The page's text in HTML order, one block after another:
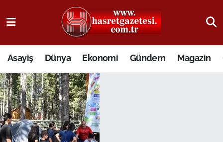
Asayiş Dünya Ekonomi Gündem Magazin
Osmaniye Nöbetçi Eczaneler
Osmaniye Hava Durumu
Osmaniye Trafik Yoğunluk Haritası
Süper Lig Puan Durumu ve Fikstür
Tüm Manşetler